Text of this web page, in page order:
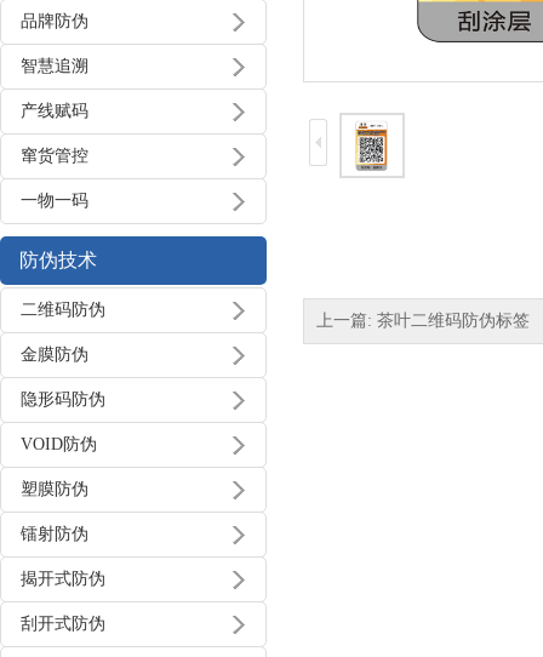
品牌防伪
智慧追溯
产线赋码
窜货管控
一物一码
防伪技术
二维码防伪
金膜防伪
隐形码防伪
VOID防伪
塑膜防伪
镭射防伪
揭开式防伪
刮开式防伪
上一篇: 茶叶二维码防伪标签